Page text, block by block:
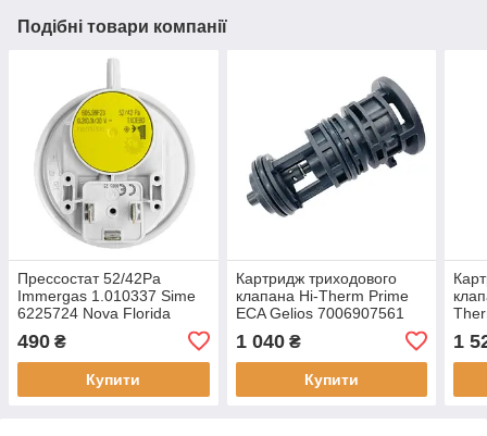
Подібні товари компанії
Преcсостат 52/42Pa
Immergas 1.010337 Sime
6225724 Nova Florida
490 ₴
Купити
Картридж триходового
клапана Hi-Therm Prime
ECA Gelios 7006907561
1 040₴
Купити
1